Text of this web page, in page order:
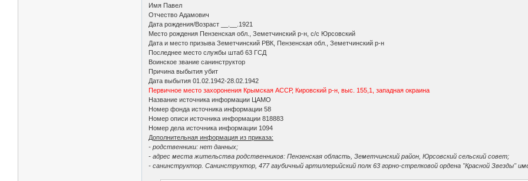
Имя Павел
Отчество Адамович
Дата рождения/Возраст __.__.1921
Место рождения Пензенская обл., Земетчинский р-н, с/с Юрсовский
Дата и место призыва Земетчинский РВК, Пензенская обл., Земетчинский р-н
Последнее место службы штаб 63 ГСД
Воинское звание санинструктор
Причина выбытия убит
Дата выбытия 01.02.1942-28.02.1942
Первичное место захоронения Крымская АССР, Кировский р-н, выс. 155,1, западная окраина
Название источника информации ЦАМО
Номер фонда источника информации 58
Номер описи источника информации 818883
Номер дела источника информации 1094
Дополнительная информация из приказа:
- родственники: нет данных;
- адрес места жительства родственников: Пензенская область, Земетчинский район, Юрсовский сельский совет;
- санинструктор. Санинструктор, 477 гаубичный артиллерийский полк 63 горно-стрелковой ордена "Красной Звезды"